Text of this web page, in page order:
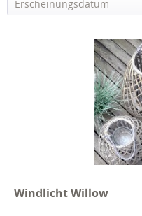
Windlicht Willow